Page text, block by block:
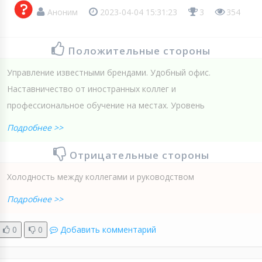
Аноним 2023-04-04 15:31:23 3 354
Положительные стороны
Управление известными брендами. Удобный офис.
Наставничество от иностранных коллег и
профессиональное обучение на местах. Уровень
Подробнее >>
Отрицательные стороны
Холодность между коллегами и руководством
Подробнее >>
0 0 Добавить комментарий